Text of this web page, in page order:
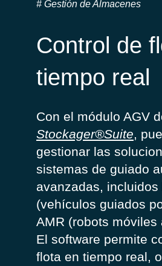
Gestión de Almacenes
Control de
tiempo real
Con el módulo AGV
Stockager®Suite,
gestionar las
sistemas de guiado
avanzadas, incluidos
(vehículos guiados
AMR (robots móviles
El software permite
flota en tiempo real,